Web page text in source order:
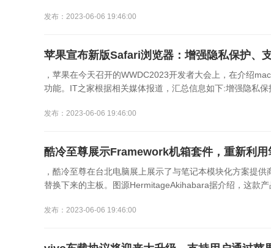
发布：2023-06-06 19:46:00
苹果宣布新版Safari浏览器：增强隐私保护、
，苹果在今天召开的WWDC2023开发者大会上，在介绍
功能。IT之家根据相关媒体报道，汇总信息如下:增强隐私保
发布：2023-06-06 19:46:00
酷冷至尊展示Framework机箱套件，重新利用
，酷冷至尊在台北电脑展上展示了与笔记本模块化方案提
替换下来的主板。图源HermitageAkihabara据介绍，这款产
发布：2023-06-06 19:46:00